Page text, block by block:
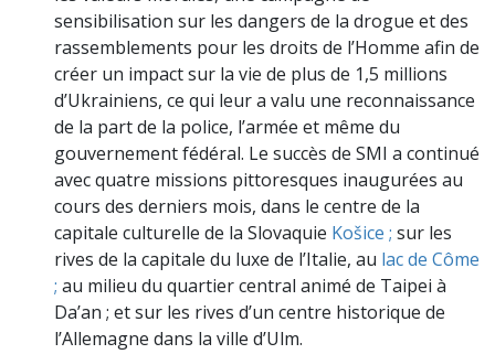
sensibilisation sur les dangers de la drogue et des
rassemblements pour les droits de l’Homme afin de
créer un impact sur la vie de plus de 1,5 millions
d’Ukrainiens, ce qui leur a valu une reconnaissance
de la part de la police, l’armée et même du
gouvernement fédéral. Le succès de SMI a continué
avec quatre missions pittoresques inaugurées au
cours des derniers mois, dans le centre de la
capitale culturelle de la Slovaquie Košice ; sur les
rives de la capitale du luxe de l’Italie, au lac de Côme
; au milieu du quartier central animé de Taipei à
Da’an ; et sur les rives d’un centre historique de
l’Allemagne dans la ville d’Ulm.